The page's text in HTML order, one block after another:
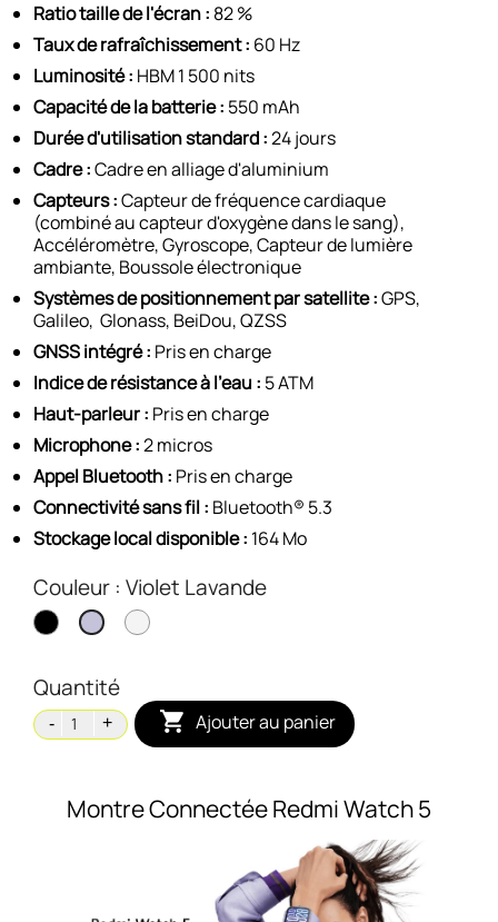
Ratio taille de l'écran : 82 %
Taux de rafraîchissement : 60 Hz
Luminosité : HBM 1 500 nits
Capacité de la batterie : 550 mAh
Durée d'utilisation standard :24 jours
Cadre :Cadre en alliage d'aluminium
Capteurs :Capteur de fréquence cardiaque
(combiné au capteur d'oxygène dans le sang),
Accéléromètre, Gyroscope, Capteur de lumière
ambiante, Boussole électronique
Systèmes de positionnement par satellite :GPS,
Galileo, Glonass, BeiDou, QZSS
GNSS intégré : Pris en charge
Indice de résistance à l'eau : 5 ATM
Haut-parleur : Pris en charge
Microphone :2 micros
Appel Bluetooth : Pris en charge
Connectivité sans fil : Bluetooth® 5.3
Stockage local disponible : 164 Mo
Couleur : Violet Lavande
Noir
Violet
Silver
Quantité
 Ajouter au panier
Montre Connectée Redmi Watch 5